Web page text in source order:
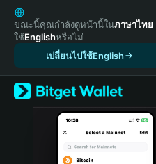
English
日本語
Tiếng Việt
Español (Latinoamérica)
Türkçe
Italiano
ขณะนี้คุณกำลังดูหน้านี้ในภาษาไทย
ใช้Englishหรือไม่
เปลี่ยนไปใช้English